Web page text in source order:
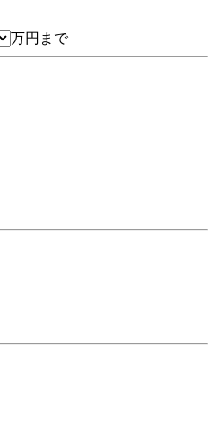
万円まで